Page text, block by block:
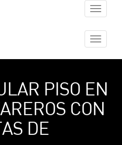
Cambiar
Cambiar
PISO EN
CON
DE